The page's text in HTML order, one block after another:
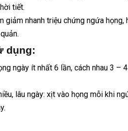
tiết.
giảm nhanh triệu chứng ngứa
dụng:
ngày ít nhất 6 lần, cách nhau 3 –
lâu ngày: xịt vào họng mỗi khi